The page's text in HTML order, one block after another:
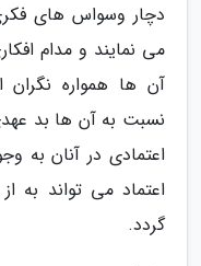
دچار وسواس های
می نمایند و مدام
آن ها همواره
نسبت به آن ها بد
اعتمادی در آنان به
اعتماد می تواند به
گردد.